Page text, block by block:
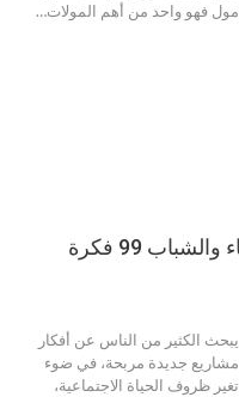
مول فهو واحد من أهم المولات…
أفكار مشاريع جديدة مربحة للنساء والشباب 99 فكرة
يبحث الكثير من الناس عن أفكار
مشاريع جديدة مربحة، في ضوء
تغير ظروف الحياة الاجتماعية،